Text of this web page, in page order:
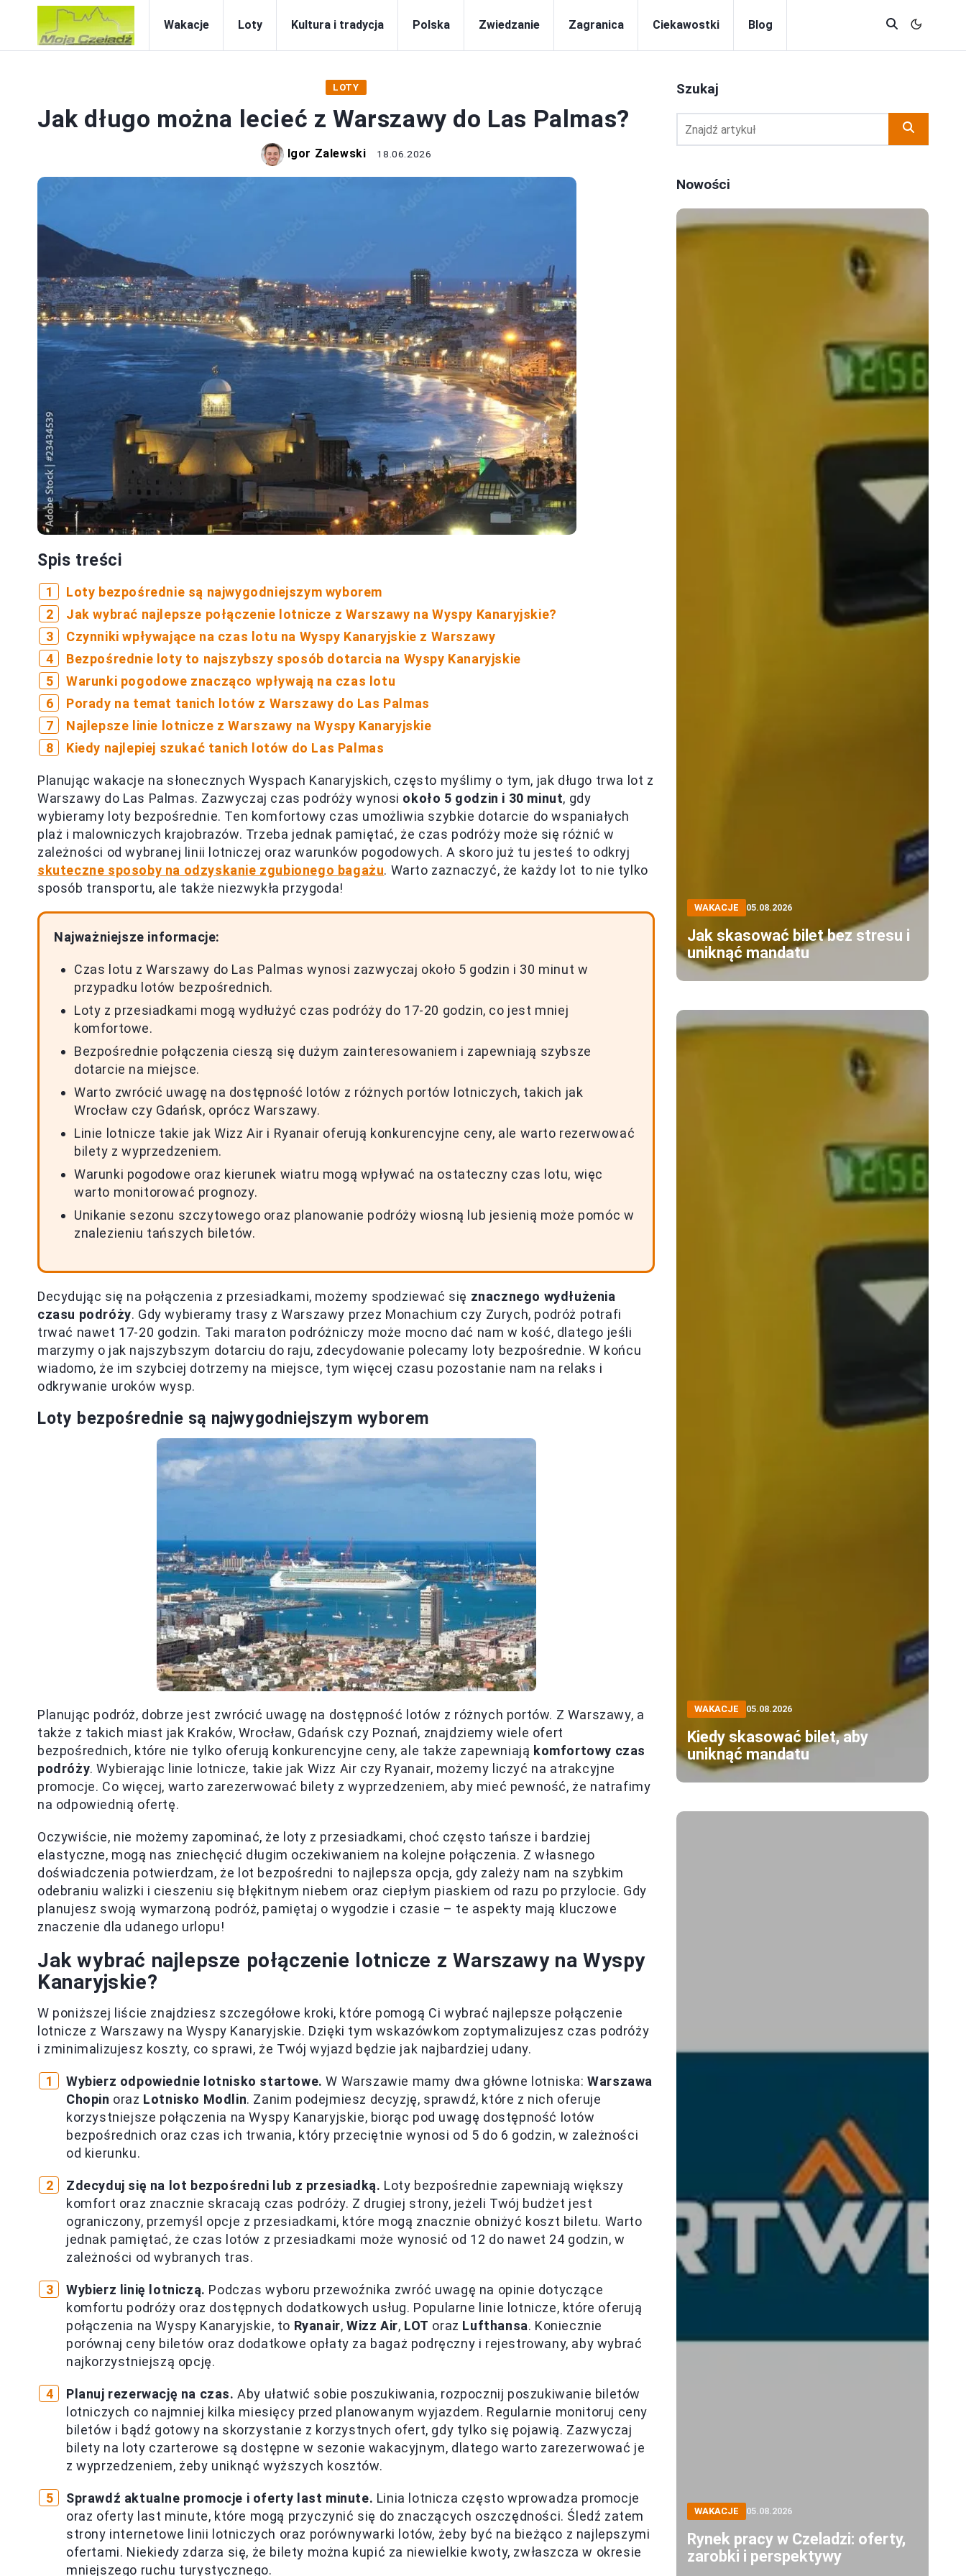
Wakacje Loty Kultura i tradycja Polska Zwiedzanie Zagranica Ciekawostki Blog
LOTY
Jak długo można lecieć z Warszawy do Las Palmas?
Igor Zalewski 18.06.2026
Spis treści
Loty bezpośrednie są najwygodniejszym wyborem
Jak wybrać najlepsze połączenie lotnicze z Warszawy na Wyspy Kanaryjskie?
Czynniki wpływające na czas lotu na Wyspy Kanaryjskie z Warszawy
Bezpośrednie loty to najszybszy sposób dotarcia na Wyspy Kanaryjskie
Warunki pogodowe znacząco wpływają na czas lotu
Porady na temat tanich lotów z Warszawy do Las Palmas
Najlepsze linie lotnicze z Warszawy na Wyspy Kanaryjskie
Kiedy najlepiej szukać tanich lotów do Las Palmas
Planując wakacje na słonecznych Wyspach Kanaryjskich, często myślimy o tym, jak długo trwa lot z
Warszawy do Las Palmas. Zazwyczaj czas podróży wynosi około 5 godzin i 30 minut, gdy
wybieramy loty bezpośrednie. Ten komfortowy czas umożliwia szybkie dotarcie do wspaniałych
plaż i malowniczych krajobrazów. Trzeba jednak pamiętać, że czas podróży może się różnić w
zależności od wybranej linii lotniczej oraz warunków pogodowych. A skoro już tu jesteś to odkryj
skuteczne sposoby na odzyskanie zgubionego bagażu. Warto zaznaczyć, że każdy lot to nie tylko
sposób transportu, ale także niezwykła przygoda!
Najważniejsze informacje:
Czas lotu z Warszawy do Las Palmas wynosi zazwyczaj około 5 godzin i 30 minut w
przypadku lotów bezpośrednich.
Loty z przesiadkami mogą wydłużyć czas podróży do 17-20 godzin, co jest mniej
komfortowe.
Bezpośrednie połączenia cieszą się dużym zainteresowaniem i zapewniają szybsze
dotarcie na miejsce.
Warto zwrócić uwagę na dostępność lotów z różnych portów lotniczych, takich jak
Wrocław czy Gdańsk, oprócz Warszawy.
Linie lotnicze takie jak Wizz Air i Ryanair oferują konkurencyjne ceny, ale warto rezerwować
bilety z wyprzedzeniem.
Warunki pogodowe oraz kierunek wiatru mogą wpływać na ostateczny czas lotu, więc
warto monitorować prognozy.
Unikanie sezonu szczytowego oraz planowanie podróży wiosną lub jesienią może pomóc w
znalezieniu tańszych biletów.
Decydując się na połączenia z przesiadkami, możemy spodziewać się znacznego wydłużenia
czasu podróży. Gdy wybieramy trasy z Warszawy przez Monachium czy Zurych, podróż potrafi
trwać nawet 17-20 godzin. Taki maraton podróżniczy może mocno dać nam w kość, dlatego jeśli
marzymy o jak najszybszym dotarciu do raju, zdecydowanie polecamy loty bezpośrednie. W końcu
wiadomo, że im szybciej dotrzemy na miejsce, tym więcej czasu pozostanie nam na relaks i
odkrywanie uroków wysp.
Loty bezpośrednie są najwygodniejszym wyborem
Planując podróż, dobrze jest zwrócić uwagę na dostępność lotów z różnych portów. Z Warszawy, a
także z takich miast jak Kraków, Wrocław, Gdańsk czy Poznań, znajdziemy wiele ofert
bezpośrednich, które nie tylko oferują konkurencyjne ceny, ale także zapewniają komfortowy czas
podróży. Wybierając linie lotnicze, takie jak Wizz Air czy Ryanair, możemy liczyć na atrakcyjne
promocje. Co więcej, warto zarezerwować bilety z wyprzedzeniem, aby mieć pewność, że natrafimy
na odpowiednią ofertę.
Oczywiście, nie możemy zapominać, że loty z przesiadkami, choć często tańsze i bardziej
elastyczne, mogą nas zniechęcić długim oczekiwaniem na kolejne połączenia. Z własnego
doświadczenia potwierdzam, że lot bezpośredni to najlepsza opcja, gdy zależy nam na szybkim
odebraniu walizki i cieszeniu się błękitnym niebem oraz ciepłym piaskiem od razu po przylocie. Gdy
planujesz swoją wymarzoną podróż, pamiętaj o wygodzie i czasie – te aspekty mają kluczowe
znaczenie dla udanego urlopu!
Jak wybrać najlepsze połączenie lotnicze z Warszawy na Wyspy
Kanaryjskie?
W poniższej liście znajdziesz szczegółowe kroki, które pomogą Ci wybrać najlepsze połączenie
lotnicze z Warszawy na Wyspy Kanaryjskie. Dzięki tym wskazówkom zoptymalizujesz czas podróży
i zminimalizujesz koszty, co sprawi, że Twój wyjazd będzie jak najbardziej udany.
Wybierz odpowiednie lotnisko startowe. W Warszawie mamy dwa główne lotniska:Warszawa
Chopin oraz Lotnisko Modlin. Zanim podejmiesz decyzję, sprawdź, które z nich oferuje
korzystniejsze połączenia na Wyspy Kanaryjskie, biorąc pod uwagę dostępność lotów
bezpośrednich oraz czas ich trwania, który przeciętnie wynosi od 5 do 6 godzin, w zależności
od kierunku.
Zdecyduj się na lot bezpośredni lub z przesiadką. Loty bezpośrednie zapewniają większy
komfort oraz znacznie skracają czas podróży. Z drugiej strony, jeżeli Twój budżet jest
ograniczony, przemyśl opcje z przesiadkami, które mogą znacznie obniżyć koszt biletu. Warto
jednak pamiętać, że czas lotów z przesiadkami może wynosić od 12 do nawet 24 godzin, w
zależności od wybranych tras.
Wybierz linię lotniczą. Podczas wyboru przewoźnika zwróć uwagę na opinie dotyczące
komfortu podróży oraz dostępnych dodatkowych usług. Popularne linie lotnicze, które oferują
połączenia na Wyspy Kanaryjskie, to Ryanair,Wizz Air, LOT oraz Lufthansa. Koniecznie
porównaj ceny biletów oraz dodatkowe opłaty za bagaż podręczny i rejestrowany, aby wybrać
najkorzystniejszą opcję.
Planuj rezerwację na czas. Aby ułatwić sobie poszukiwania, rozpocznij poszukiwanie biletów
lotniczych co najmniej kilka miesięcy przed planowanym wyjazdem. Regularnie monitoruj ceny
biletów i bądź gotowy na skorzystanie z korzystnych ofert, gdy tylko się pojawią. Zazwyczaj
bilety na loty czarterowe są dostępne w sezonie wakacyjnym, dlatego warto zarezerwować je
z wyprzedzeniem, żeby uniknąć wyższych kosztów.
Sprawdź aktualne promocje i oferty last minute. Linia lotnicza często wprowadza promocje
oraz oferty last minute, które mogą przyczynić się do znaczących oszczędności. Śledź zatem
strony internetowe linii lotniczych oraz porównywarki lotów, żeby być na bieżąco z najlepszymi
ofertami. Niekiedy zdarza się, że bilety można kupić za niewielkie kwoty, zwłaszcza w okresie
mniejszego ruchu turystycznego.
Szukaj
Nowości
WAKACJE 05.08.2026
Jak skasować bilet bez stresu i
uniknąć mandatu
WAKACJE 05.08.2026
Kiedy skasować bilet, aby
uniknąć mandatu
WAKACJE 05.08.2026
Rynek pracy w Czeladzi: oferty,
zarobki i perspektywy